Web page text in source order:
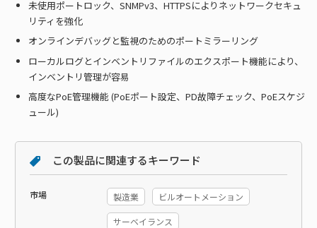
未使用ポートロック、SNMPv3、HTTPSによりネットワークセキュ
リティを強化
オンラインデバッグと監視のためのポートミラーリング
ローカルログとインベントリファイルのエクスポート機能により、
インベントリ管理が容易
高度なPoE管理機能 (PoEポート設定、PD故障チェック、PoEスケジ
ュール)
この製品に関連するキーワード
市場 製造業 ビルオートメーション
サーベイランス